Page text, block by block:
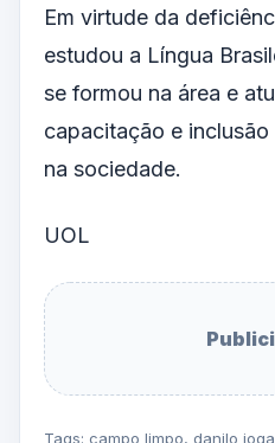
Em virtude da
estudou a Língua
se formou na área e
capacitação e
na sociedade.
UOL
Tags: campo limpo, danilo